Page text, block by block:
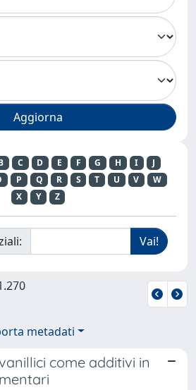
C D E F G H I
J
P Q R S T U V
W
X
Y Z
metadati
come additivi in